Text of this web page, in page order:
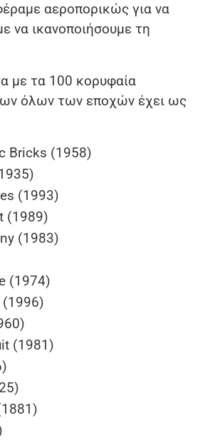
αεροπορικώς για να
να ικανοποιήσουμε τη
με τα 100 κορυφαία
όλων των εποχών έχει ως
Bricks (1958)
(1993)
(1989)
(1983)
(1974)
(1996)
(1981)